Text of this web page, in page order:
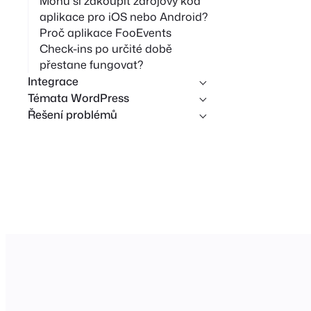
aplikace pro iOS nebo Android?
Proč aplikace FooEvents
Check-ins po určité době
přestane fungovat?
Integrace
Témata WordPress
Řešení problémů